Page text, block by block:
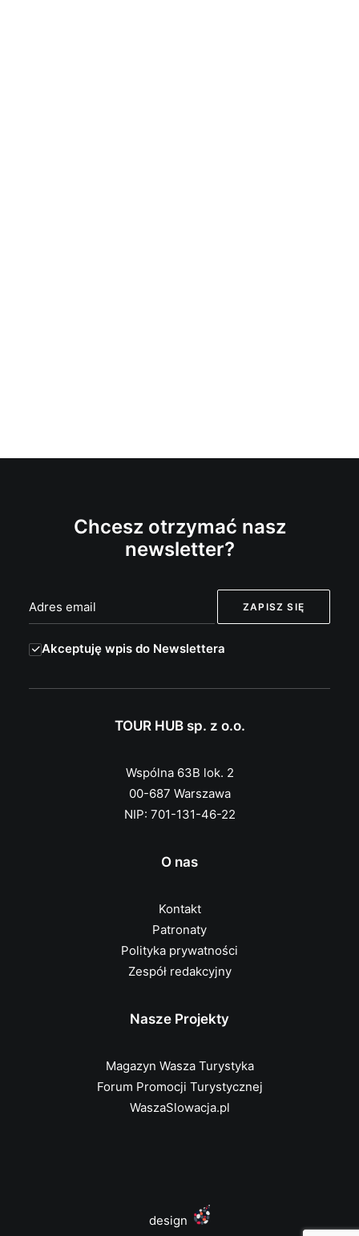
Chcesz otrzymać nasz
newsletter?
Akceptuję wpis do Newslettera
TOUR HUB sp. z o.o.
Wspólna 63B lok. 2
00-687 Warszawa
NIP: 701-131-46-22
O nas
Kontakt
Patronaty
Polityka prywatności
Zespół redakcyjny
Nasze Projekty
Magazyn Wasza Turystyka
Forum Promocji Turystycznej
WaszaSlowacja.pl
design